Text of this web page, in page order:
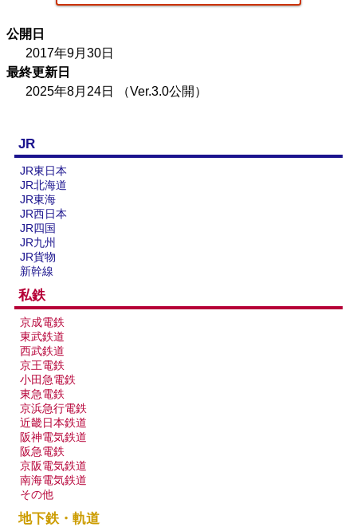
楽天市場 書泉
公開日
2017年9月30日
最終更新日
2025年8月24日
（Ver.3.0公開）
JR
JR東日本
JR北海道
JR東海
JR西日本
JR四国
JR九州
JR貨物
新幹線
私鉄
京成電鉄
東武鉄道
西武鉄道
京王電鉄
小田急電鉄
東急電鉄
京浜急行電鉄
近畿日本鉄道
阪神電気鉄道
阪急電鉄
京阪電気鉄道
南海電気鉄道
その他
地下鉄・軌道